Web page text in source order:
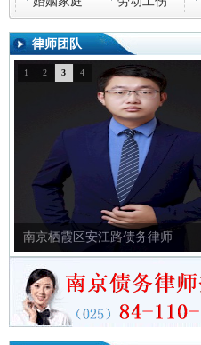
律师团队
南京栖霞区安江路债权债务律师
1 2 3 4